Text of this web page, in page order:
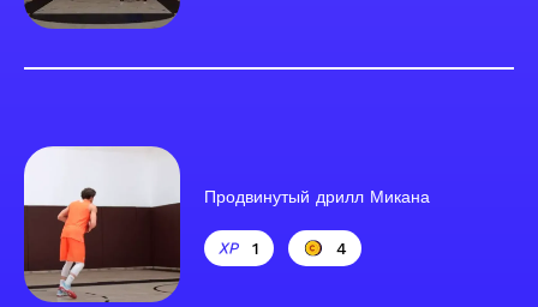
Продвинутый дрилл Микана
1 4